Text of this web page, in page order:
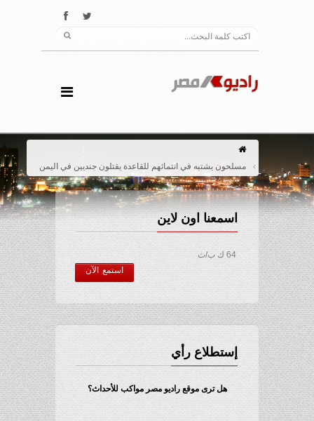
مسلحون يشتبه في انتمائهم للقاعدة يقتلون جنديين في اليمن
اسمعنا اون لاين
64 ك ب/ث
استمع الآن
إستطلاع رأي
هل ترى موقع راديو مصر مواكب للأحداث؟